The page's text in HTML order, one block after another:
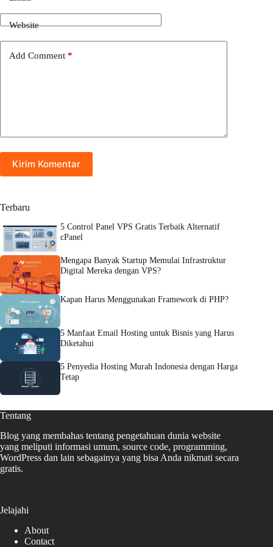
Website
Add Comment *
Kirim Komentar
Terbaru
5 Control Panel VPS Gratis Terbaik Alternatif
cPanel
Mengapa Banyak Startup Memulai Infrastruktur
Digital Mereka dengan VPS?
Kapan Harus Menggunakan Framework di PHP?
5 Manfaat Email Hosting untuk Bisnis yang Harus
Diketahui
5 Penyedia Hosting Murah Indonesia dengan Harga
Tetap
Tentang
Blog yang membahas tentang pengetahuan dunia website
yang meliputi informasi umum, source code, programming,
WordPress dan lain sebagainya yang bisa Anda nikmati secara
gratis.
Jelajahi
About
Contact